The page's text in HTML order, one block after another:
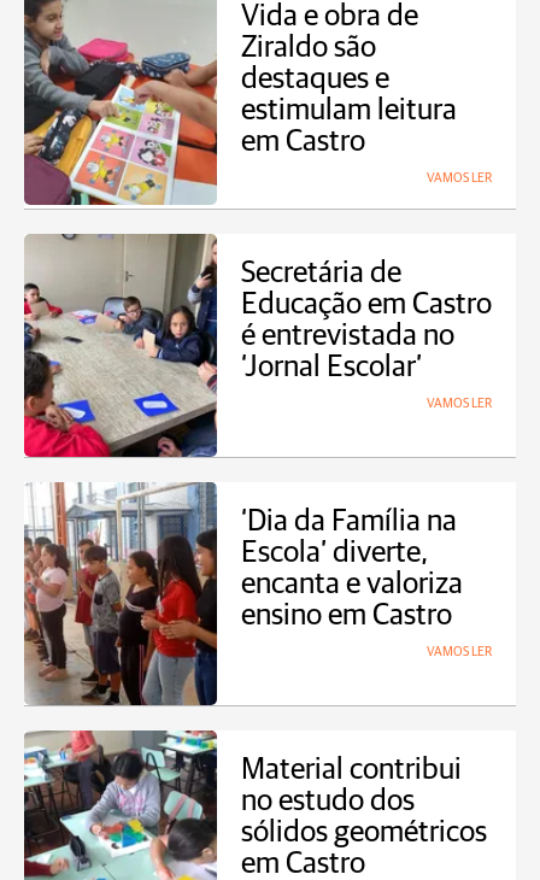
Vida e obra de
Ziraldo são
destaques e
estimulam leitura
em Castro
VAMOS LER
Secretária de
Educação em Castro
é entrevistada no
‘Jornal Escolar’
VAMOS LER
‘Dia da Família na
Escola’ diverte,
encanta e valoriza
ensino em Castro
VAMOS LER
Material contribui
no estudo dos
sólidos geométricos
em Castro